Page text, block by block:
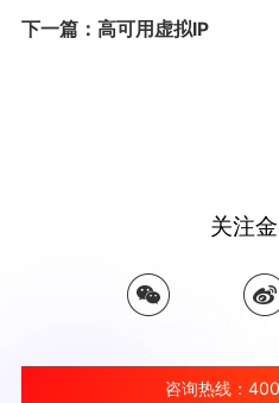
下一篇：高可用虚拟IP
关注
咨询热线：